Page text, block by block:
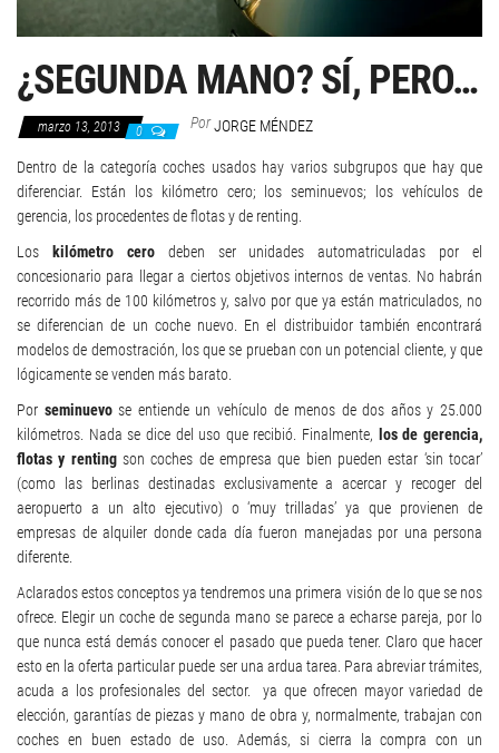
¿SEGUNDA MANO? SÍ, PERO…
marzo 13, 2013 0 PorJORGE MÉNDEZ
Dentro de la categoría coches usados hay varios subgrupos que hay que
diferenciar. Están los kilómetro cero; los seminuevos; los vehículos de
gerencia, los procedentes de flotas y de renting.
Los
kilómetro cero
deben ser unidades automatriculadas por el
concesionario para llegar a ciertos objetivos internos de ventas. No habrán
recorrido más de 100 kilómetros y, salvo por que ya están matriculados, no
se diferencian de un coche nuevo. En el distribuidor también encontrará
modelos de demostración, los que se prueban con un potencial cliente, y que
lógicamente se venden más barato.
Por seminuevose entiende un vehículo de menos de dos años y 25.000
kilómetros. Nada se dice del uso que recibió. Finalmente,
los de gerencia,
flotas y renting son coches de empresa que bien pueden estar ‘sin tocar’
(como las berlinas destinadas exclusivamente a acercar y recoger del
aeropuerto a un alto ejecutivo) o ‘muy trilladas’ ya que provienen de
empresas de alquiler donde cada día fueron manejadas por una persona
diferente.
Aclarados estos conceptos ya tendremos una primera visión de lo que se nos
ofrece. Elegir un coche de segunda mano se parece a echarse pareja, por lo
que nunca está demás conocer el pasado que pueda tener. Claro que hacer
esto en la oferta particular puede ser una ardua tarea. Para abreviar trámites,
acuda a los profesionales del sector. ya que ofrecen mayor variedad de
elección, garantías de piezas y mano de obra y, normalmente, trabajan con
coches en buen estado de uso. Además, si cierra la compra con un